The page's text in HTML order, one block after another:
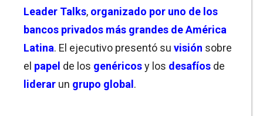
Leader Talks, organizado por uno de los
bancos privados más grandes de América
Latina. El ejecutivo presentó su visión sobre
el papel de los genéricosy los desafíos de
liderar un grupo global .